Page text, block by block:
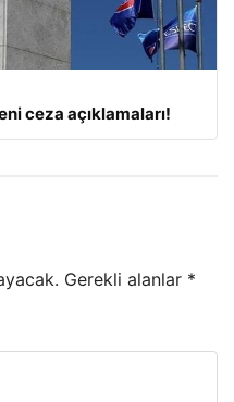
ceza açıklamaları!
Gerekli alanlar *